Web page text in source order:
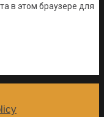
в этом браузере для